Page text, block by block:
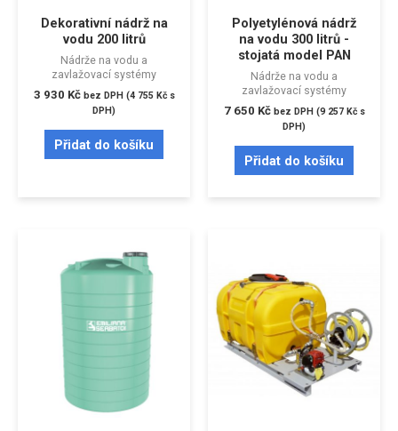
Dekorativní nádrž na
vodu 200 litrů
Nádrže na vodu a
zavlažovací systémy
3 930 Kč bez DPH (4 755 Kčs
DPH)
Přidat do košíku
Polyetylénová nádrž
na vodu 300 litrů -
stojatá model PAN
Nádrže na vodu a
zavlažovací systémy
7 650 Kč bez DPH (9 257 Kčs
DPH)
Přidat do košíku